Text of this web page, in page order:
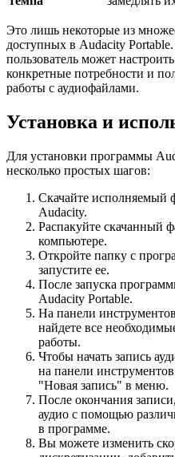
Это лишь некоторые из
доступных в Audacity
пользователь может
конкретные потребности и
работы с аудиофайлами.
Установка и
Для установки программы
несколько простых шагов:
Скачайте исполняемый
Audacity.
Распакуйте скачанный
компьютере.
Откройте папку с
запустите ее.
После запуска
Audacity Portable.
На панели
найдете все
работы.
Чтобы начать запись
на панели
"Новая запись" в меню.
После окончания
аудио с помощью
в программе.
Вы можете изменить